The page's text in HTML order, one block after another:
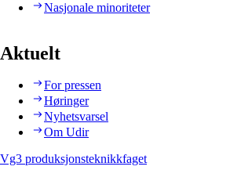
Nasjonale minoriteter
Aktuelt
For pressen
Høringer
Nyhetsvarsel
Om Udir
Vg3 produksjonsteknikkfaget